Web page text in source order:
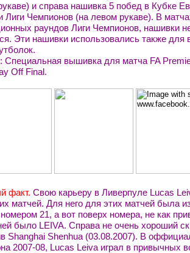
и справа нашивка 5 побед в Кубке
Лиги Чемпионов (на левом рукаве). В
раундов Лиги Чемпионов, нашивки
Эти нашивки использовались также для
Специальная вышивка для матча FA
Off Final.
факт. Свою карьеру в Ливерпуле Lucas
матчей. Для него для этих матчей была
21, а вот поверх номера, не как
было LEIVA. Справа не очень хороший
Shanghai Shenhua (03.08.2007). В
2007-08, Lucas Leiva играл в привычных